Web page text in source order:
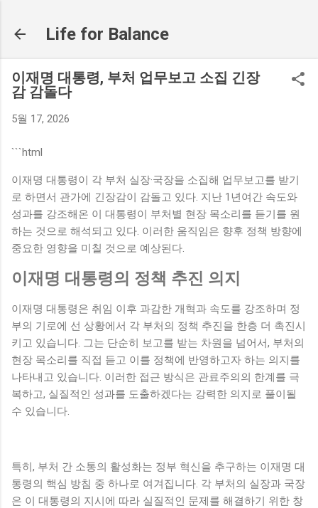
Life for Balance
이재명 대통령, 부처 업무보고 소집 긴장
감 감돌다
5월 17, 2026
```html
이재명 대통령이 각 부처 실장·국장을 소집해 업무보고를 받기
로 하면서 관가에 긴장감이 감돌고 있다. 지난 1년여간 속도와
성과를 강조해온 이 대통령이 부처별 현장 목소리를 듣기를 원
하는 것으로 해석되고 있다. 이러한 움직임은 향후 정책 방향에
중요한 영향을 미칠 것으로 예상된다.
이재명 대통령의 정책 추진 의지
이재명 대통령은 취임 이후 과감한 개혁과 속도를 강조하며 정
부의 기로에 선 상황에서 각 부처의 정책 추진을 한층 더 촉진시
키고 있습니다. 그는 단순히 보고를 받는 차원을 넘어서, 부처의
현장 목소리를 직접 듣고 이를 정책에 반영하고자 하는 의지를
나타내고 있습니다. 이러한 접근 방식은 관료주의의 한계를 극
복하고, 실질적인 성과를 도출하겠다는 강력한 의지로 풀이될
수 있습니다.
특히, 부처 간 소통의 활성화는 정부 혁신을 추구하는 이재명 대
통령의 핵심 방침 중 하나로 여겨집니다. 각 부처의 실장과 국장
은 이 대통령의 지시에 따라 실질적인 문제를 해결하기 위한 창